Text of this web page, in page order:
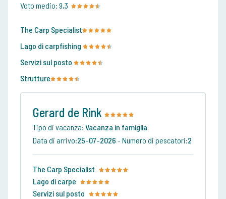
Voto medio: 9,3
The Carp Specialist
Lago di carpfishing
Servizi sul posto
Strutture
Gerard de Rink
Tipo di vacanza: Vacanza in famiglia
Data di arrivo:25-07-2026 - Numero di pescatori:2
The Carp Specialist
Lago di carpe
Servizi sul posto